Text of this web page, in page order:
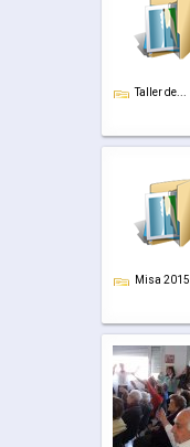
Taller de...
Misa 2015